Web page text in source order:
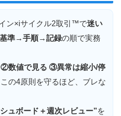
ン×iサイクル2取引™で迷い
準→手順→記録の順で実務
数値で見る ③異常は縮小/停
の4原則を守るほど、ブレな
ュボード＋週次レビュー”を